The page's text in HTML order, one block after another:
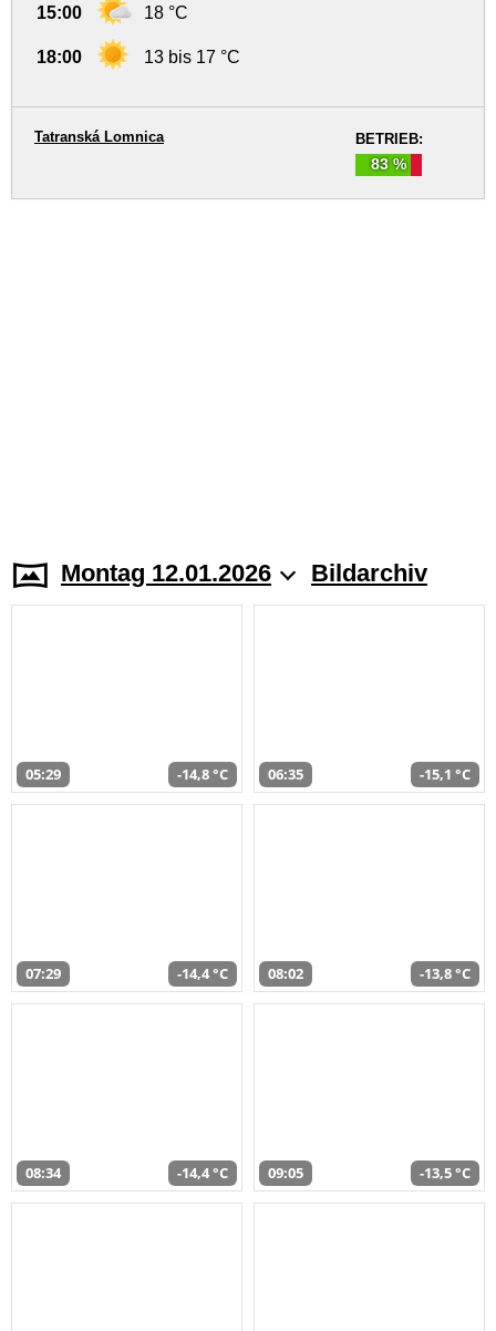
15:00 18 °C
18:00 13 bis 17 °C
BETRIEB:
83 %
Tatranská Lomnica
Montag 12.01.2026 Bildarchiv
05:29 -14,8 °C 06:35 -15,1 °C
07:29 -14,4 °C 08:02 -13,8 °C
08:34 -14,4 °C 09:05 -13,5 °C